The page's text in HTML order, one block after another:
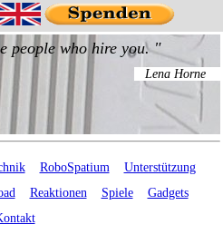
RoboSpatium
Unterstützung
Reaktionen Spiele
Gadgets